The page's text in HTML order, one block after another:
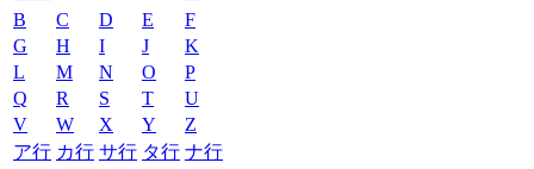
B
C D E
F
G
H I J
K
L
M N O
P
Q
R S T
U
V
W X Y
Z
ア行 カ行 サ行 タ行 ナ行